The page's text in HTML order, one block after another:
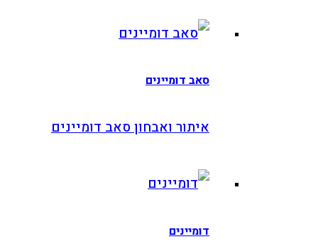
סאב דומיינים
איתור ואבחון סאב דומיינים
דומיינים